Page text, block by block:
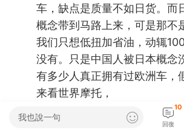
车，缺点是质量不如日货。而
概念带到马路上来，可是那不
我们只想低扭加省油，动辄
没有。只是中国人被日本概念
有多少人真正拥有过欧洲车，
来看世界摩托，
我也說一句
回復
10